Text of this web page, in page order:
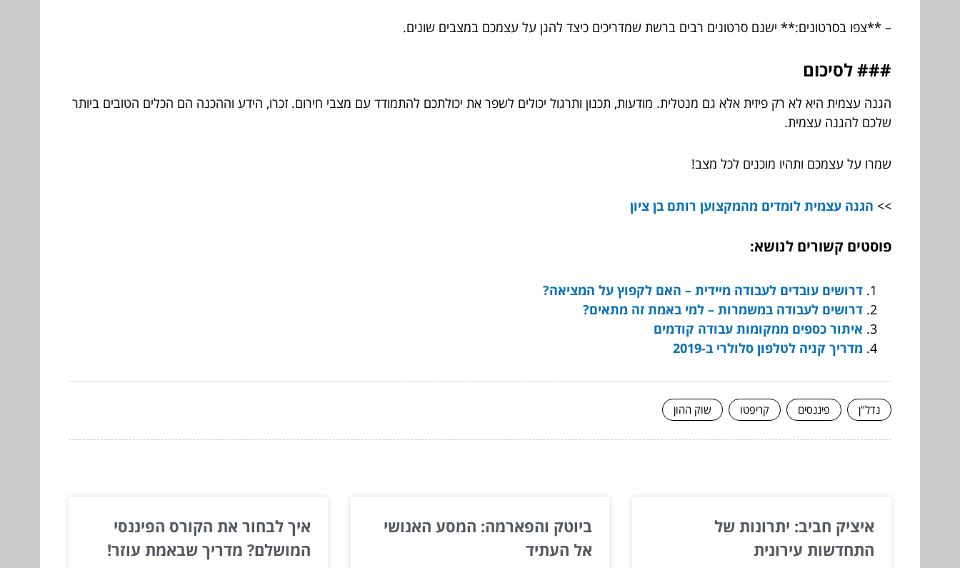
– **צפו בסרטונים:** ישנם סרטונים רבים ברשת שמדריכים כיצד להגן על עצמכם במצבים שונים.
### לסיכום
הגנה עצמית היא לא רק פיזית אלא גם מנטלית. מודעות, תכנון ותרגול יכולים לשפר את יכולתכם להתמודד עם מצבי חירום. זכרו, הידע וההכנה הם הכלים הטובים ביותר
שלכם להגנה עצמית.
שמרו על עצמכם ותהיו מוכנים לכל מצב!
>> הגנה עצמית לומדים מהמקצוען רותם בן ציון
פוסטים קשורים לנושא:
דרושים עובדים לעבודה מיידית – האם לקפוץ על המציאה?
דרושים לעבודה במשמרות – למי באמת זה מתאים?
איתור כספים ממקומות עבודה קודמים
מדריך קניה לטלפון סלולרי ב-2019
נדל"ן פיננסים קריפטו שוק ההון
איציק חביב: יתרונות של
התחדשות עירונית
ביוטק והפארמה: המסע האנושי
אל העתיד
איך לבחור את הקורס הפיננסי
המושלם? מדריך שבאמת עוזר!